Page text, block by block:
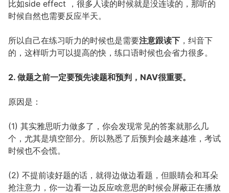
比如side effect ，很多人读的时候就是没连读的，那听的
时候自然也需要反应半天。
所以自己在练习听力的时候也是需要注意跟读下 ，纠音下
的，这样听力可以提高的快，练口语时候也会省力很多。
2. 做题之前一定要预先读题和预判，NAV很重要。
原因是：
(1) 其实雅思听力做多了，你会发现常见的答案就那么几
个，尤其是填空部分。所以熟悉了后预判会越来越准，考试
时候也不会慌。
(2) 不提前读好题的话，就得边做边看题，但眼睛会和耳朵
抢注意力，你一边看一边反应啥意思的时候会屏蔽正在播放